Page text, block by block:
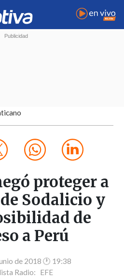
proteger a
Sodalicio y
de
a Perú
de 2018 🕐 19:38
Radio: EFE